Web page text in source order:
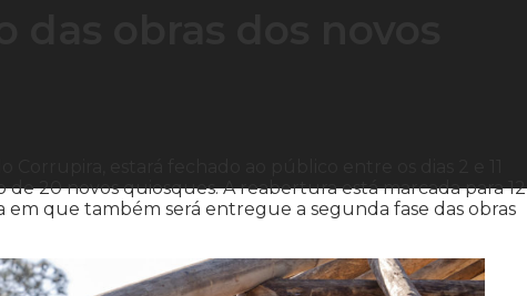
20 novos quiosques. A reabertura está marcada para 12
que também será entregue a segunda fase das obras